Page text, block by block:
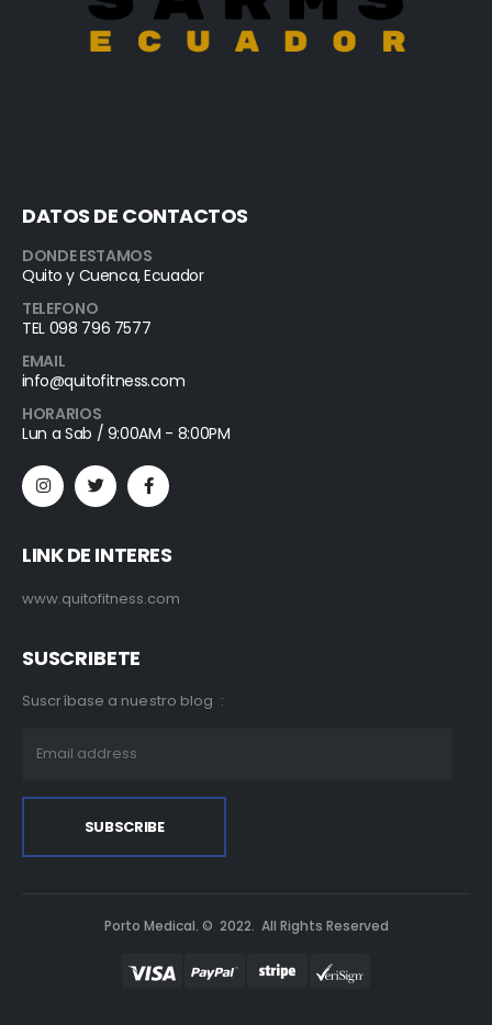
DATOS DE CONTACTOS
DONDE ESTAMOS
Quito y Cuenca, Ecuador
TELEFONO
TEL 098 796 7577
EMAIL
info@quitofitness.com
HORARIOS
Lun a Sab / 9:00AM - 8:00PM
LINK DE INTERES
www.quitofitness.com
SUSCRIBETE
Suscríbase a nuestro blog :
Porto Medical. © 2022. All Rights Reserved